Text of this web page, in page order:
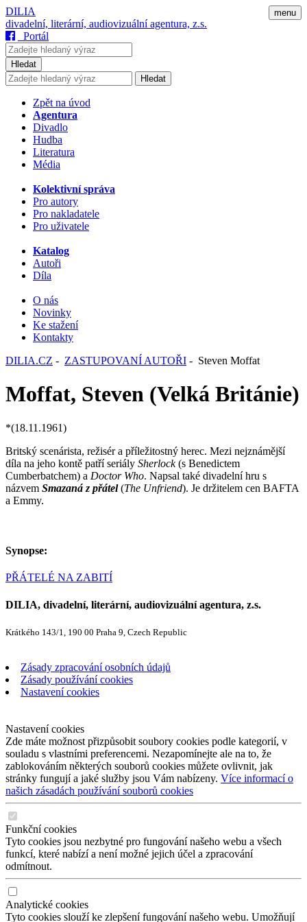
menu
DILIA
divadelní, literární, audiovizuální agentura, z.s.
Portál
Hledat
Hledat
Zpět na úvod
Agentura
Divadlo
Hudba
Literatura
Média
Kolektivní správa
Pro autory
Pro nakladatele
Pro uživatele
Katalog
Autoři
Díla
O nás
Novinky
Ke stažení
Kontakty
DILIA.CZ - ZASTUPOVANÍ AUTOŘI - Steven Moffat
Moffat, Steven (Velká Británie)
*(18.11.1961)
Britský scenárista, režisér a příležitostný herec. Mezi nejznámější
díla na jeho kontě patří seriály Sherlock(s Benedictem
Cumberbatchem) a Doctor Who. Napsal také divadelní hru s
názvem Smazaná z přátel (The Unfriend). Je držitelem cen BAFTA
a Emmy.
Synopse:
PŘÁTELÉ NA ZABITÍ
DILIA, divadelní, literární, audiovizuální agentura, z.s.
Krátkého 143/1, 190 00 Praha 9, Czech Republic
Zásady zpracování osobních údajů
Zásady používání cookies
Nastavení cookies
Nastavení cookies
Zde máte možnost přizpůsobit soubory cookies podle kategorií, v
souladu s vlastními preferencemi. Nezapomínejte ale na to, že
zablokováním některých souborů cookies můžete ovlivnit, jak
stránky fungují a jaké služby jsou Vám nabízeny. Více informací o
našich zásadách používání souborů cookies
Funkční cookies
Tyto cookies jsou nezbytné pro fungování našeho webu a všech
funkcí, které nabízí a není možné jejich účel a zpracování
odmítnout.
Analytické cookies
Tyto cookies slouží ke zlepšení fungování našeho webu. Umožňují